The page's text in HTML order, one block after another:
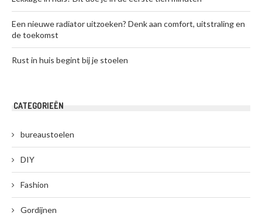
Een nieuwe radiator uitzoeken? Denk aan comfort, uitstraling en
de toekomst
Rust in huis begint bij je stoelen
CATEGORIEËN
bureaustoelen
DIY
Fashion
Gordijnen